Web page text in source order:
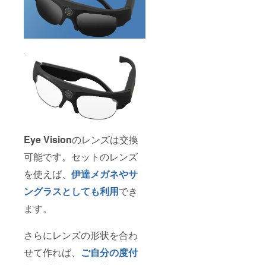
Eye Visionのレンズは交換
可能です。セットのレンズ
を使えば、 伊達メガネやサ
ングラスとしても利用でき
ます。
さらにレンズの形状を合わ
せて作れば、 ご自分の度付